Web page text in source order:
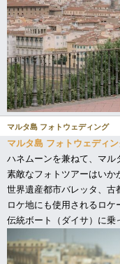
マルタ島 フォトウェディング
マルタ島 フォトウェディ
ハネムーンを兼ねて、マル
素敵なフォトツアーはいか
世界遺産都市バレッタ、古
ロケ地にも使用されるロ
伝統ボート（ダイサ）に乗